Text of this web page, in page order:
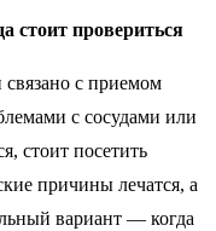
стоит провериться
с приемом
с сосудами или
стоит посетить
причины лечатся, а
вариант — когда